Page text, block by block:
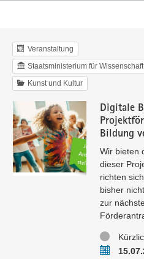
Veranstaltung
Staatsministerium für
Kunst und Kultur
Digitale
Bildung
Wir bieten
dieser
richten
bisher
zur
Status
Termin